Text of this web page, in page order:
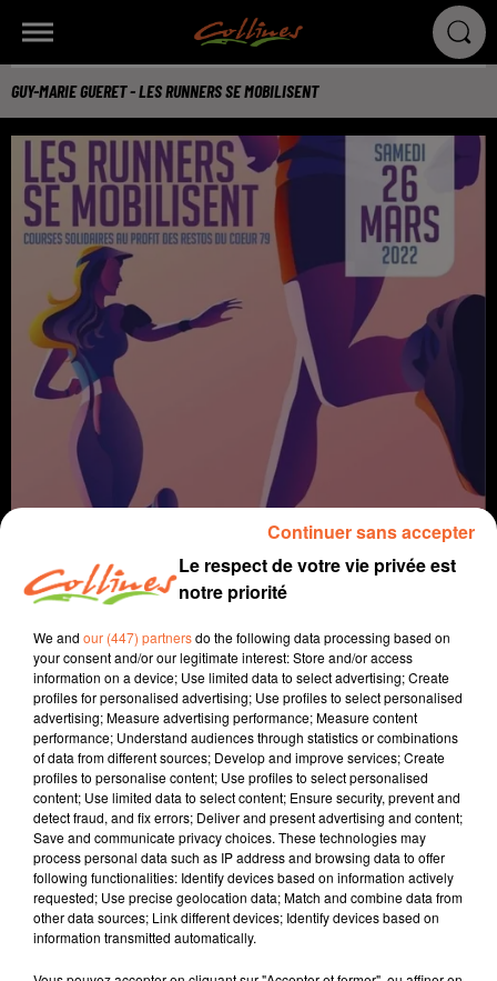
GUY-MARIE GUERET - LES RUNNERS SE MOBILISENT
Sport
13 mars 2022 - 8 min 47 sec
GUY-MARIE GUERET - LES RUNNERS SE MOBILISENT
Vincent
Les Runners se mobilisent
Guy-marie Guéret se lance un très beau défi le 26 Mars
Le respect de votre vie privée est
notre priorité
We and our (447) partnersdo the following data processing based on
your consent and/or our legitimate interest: Store and/or access
information on a device; Use limited data to select advertising; Create
profiles for personalised advertising; Use profiles to select personalised
advertising; Measure advertising performance; Measure content
performance; Understand audiences through statistics or combinations
of data from different sources; Develop and improve services; Create
profiles to personalise content; Use profiles to select personalised
content; Use limited data to select content; Ensure security, prevent and
detect fraud, and fix errors; Deliver and present advertising and content;
Save and communicate privacy choices. These technologies may
process personal data such as IP address and browsing data to offer
following functionalities: Identify devices based on information actively
requested; Use precise geolocation data; Match and combine data from
other data sources; Link different devices; Identify devices based on
information transmitted automatically.
Continuer sans accepter